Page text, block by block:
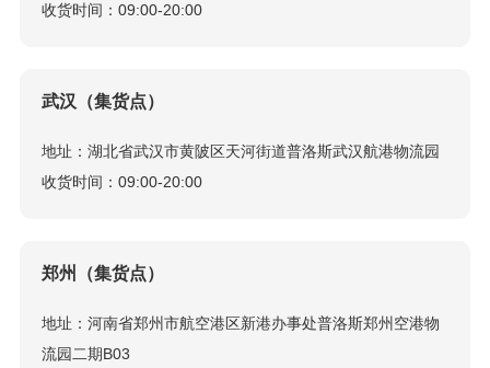
收货时间：09:00-20:00
武汉（集货点）
地址：湖北省武汉市黄陂区天河街道普洛斯武汉航港物流园
收货时间：09:00-20:00
郑州（集货点）
地址：河南省郑州市航空港区新港办事处普洛斯郑州空港物
流园二期B03